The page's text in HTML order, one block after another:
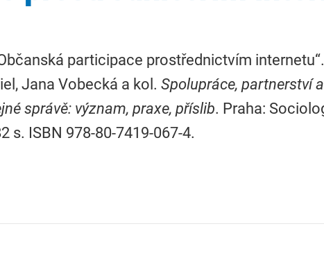
participace prostřednictvím
Jana Vobecká a kol. Spolupráce, partnerství a
správě: význam, praxe, příslib. Praha:
s. ISBN 978-80-7419-067-4.